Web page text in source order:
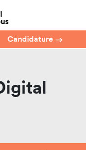
Candidature